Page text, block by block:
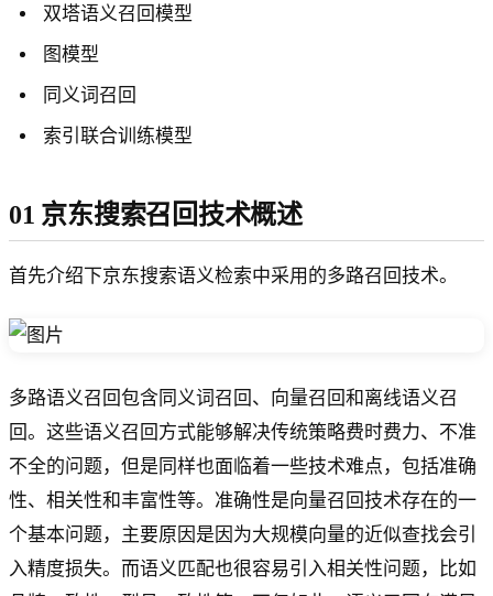
双塔语义召回模型
图模型
同义词召回
索引联合训练模型
01 京东搜索召回技术概述
首先介绍下京东搜索语义检索中采用的多路召回技术。
多路语义召回包含同义词召回、向量召回和离线语义召
回。这些语义召回方式能够解决传统策略费时费力、不准
不全的问题，但是同样也面临着一些技术难点，包括准确
性、相关性和丰富性等。准确性是向量召回技术存在的一
个基本问题，主要原因是因为大规模向量的近似查找会引
入精度损失。而语义匹配也很容易引入相关性问题，比如